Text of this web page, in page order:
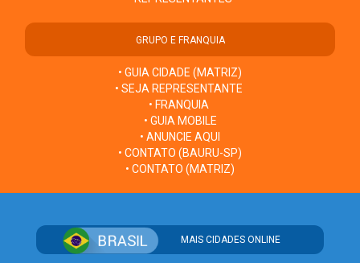
GRUPO E FRANQUIA
• GUIA CIDADE (MATRIZ)
• SEJA REPRESENTANTE
• FRANQUIA
• GUIA MOBILE
• ANUNCIE AQUI
• CONTATO (BAURU-SP)
• CONTATO (MATRIZ)
MAIS CIDADES ONLINE